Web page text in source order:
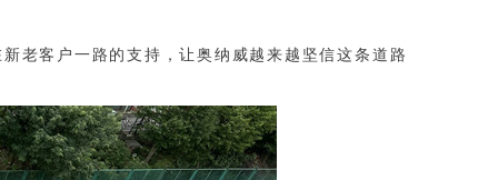
老客户一路的支持，让奥纳威越来越坚信这条道路